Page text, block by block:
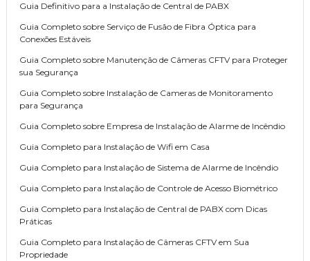
Guia Definitivo para a Instalação de Central de PABX
Guia Completo sobre Serviço de Fusão de Fibra Óptica para
Conexões Estáveis
Guia Completo sobre Manutenção de Câmeras CFTV para Proteger
sua Segurança
Guia Completo sobre Instalação de Cameras de Monitoramento
para Segurança
Guia Completo sobre Empresa de Instalação de Alarme de Incêndio
Guia Completo para Instalação de Wifi em Casa
Guia Completo para Instalação de Sistema de Alarme de Incêndio
Guia Completo para Instalação de Controle de Acesso Biométrico
Guia Completo para Instalação de Central de PABX com Dicas
Práticas
Guia Completo para Instalação de Câmeras CFTV em Sua
Propriedade